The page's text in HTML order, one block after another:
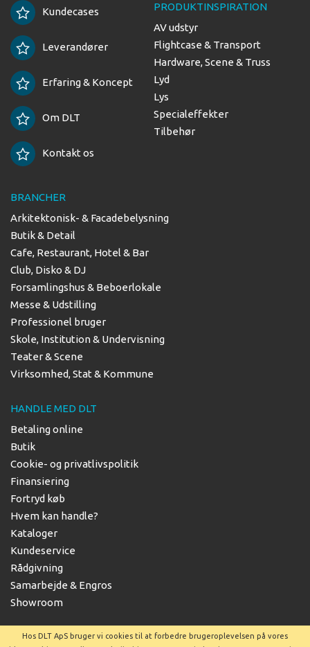
Kundecases
Leverandører
Erfaring & Koncept
Om DLT
Kontakt os
PRODUKTINSPIRATION
AV udstyr
Flightcase & Transport
Hardware, Scene & Truss
Lyd
Lys
Specialeffekter
Tilbehør
BRANCHER
Arkitektonisk- & Facadebelysning
Butik & Detail
Cafe, Restaurant, Hotel & Bar
Club, Disko & DJ
Forsamlingshus & Beboerlokale
Messe & Udstilling
Professionel bruger
Skole, Institution & Undervisning
Teater & Scene
Virksomhed, Stat & Kommune
HANDLE MED DLT
Betaling online
Butik
Cookie- og privatlivspolitik
Finansiering
Fortryd køb
Hvem kan handle?
Kataloger
Kundeservice
Rådgivning
Samarbejde & Engros
Showroom
Hos DLT ApS bruger vi cookies til at forbedre brugeroplevelsen på vores